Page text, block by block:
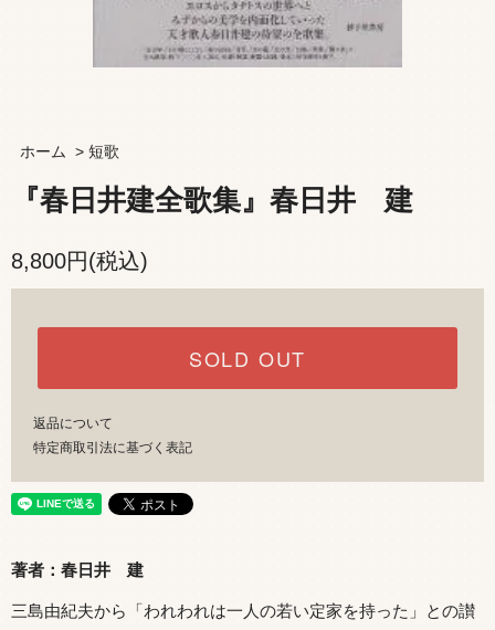
ホーム > 短歌
『春日井建全歌集』春日井 建
8,800円(税込)
SOLD OUT
返品について
特定商取引法に基づく表記
著者：春日井 建
三島由紀夫から「われわれは一人の若い定家を持った」との讃